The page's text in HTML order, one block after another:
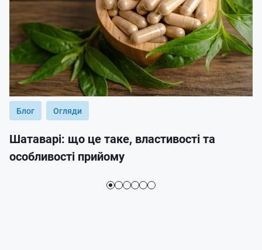
Блог Огляди
Шатаварі: що це таке, властивості та
особливості прийому